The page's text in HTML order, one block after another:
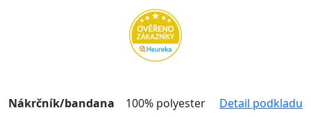
Nákrčník/bandana 100% polyester
Detail podkladu